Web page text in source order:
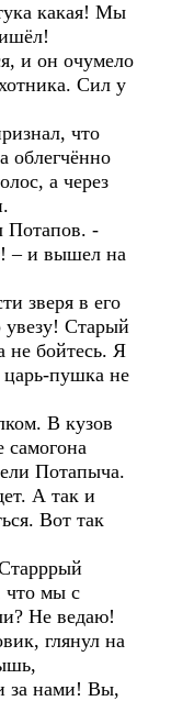
какая! Мы
и он очумело
Сил у
что
облегчённо
а через
Потапов. -
– и вышел на
зверя в его
увезу! Старый
не бойтесь. Я
царь-пушка не
В кузов
самогона
Потапыча.
А так и
Вот так
что мы с
Не ведаю!
глянул на
за нами! Вы,